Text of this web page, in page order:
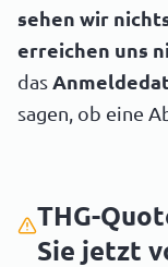
sehen wir
erreichen uns
das
sagen, ob eine
THG-
Sie jetzt